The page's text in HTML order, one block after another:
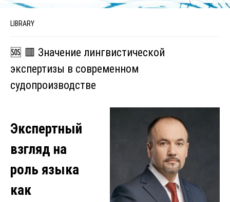
LIBRARY
🆘 🟥 Значение лингвистической
экспертизы в современном
судопроизводстве
Экспертный
взгляд на
роль языка
как